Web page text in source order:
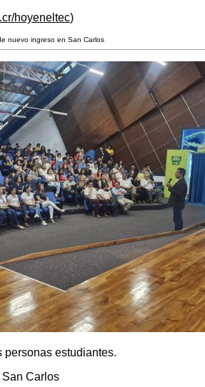
hoyeneltec)
nuevo ingreso en San Carlos
personas estudiantes.
Carlos